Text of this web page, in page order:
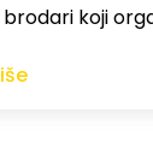
koji